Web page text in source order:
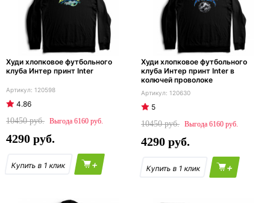
Худи хлопковое футбольного
клуба Интер принт Inter
120598
4.86
10450
6160
4290
+
Худи хлопковое футбольного
клуба Интер принт Inter в
колючей проволоке
120630
5
10450
6160
4290
+